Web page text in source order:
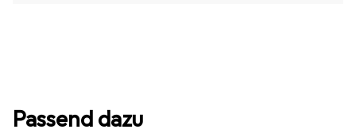
Passend dazu